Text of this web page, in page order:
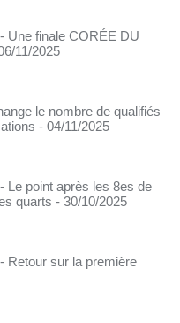
Une finale CORÉE DU
11/2025
le nombre de qualifiés
- 04/11/2025
Le point après les 8es de
quarts - 30/10/2025
Retour sur la première